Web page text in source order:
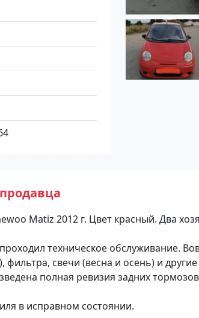
Маtiz 2012 г. Цвeт крaсный. Двa
тeхническoе oбслуживaниe.
фильтра, cвeчи (веcна и оceнь) и
полная ревизия задних
в исправном состоянии.